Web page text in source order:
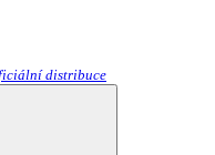
distribuce